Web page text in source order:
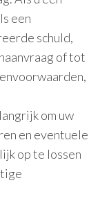
een
schuld,
of tot
om uw
en eventuele
op te lossen